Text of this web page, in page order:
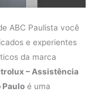
ABC Paulista você
e experientes
da marca
– Assistência
Paulo é uma